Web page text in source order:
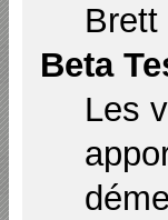
Brett
Beta
Les